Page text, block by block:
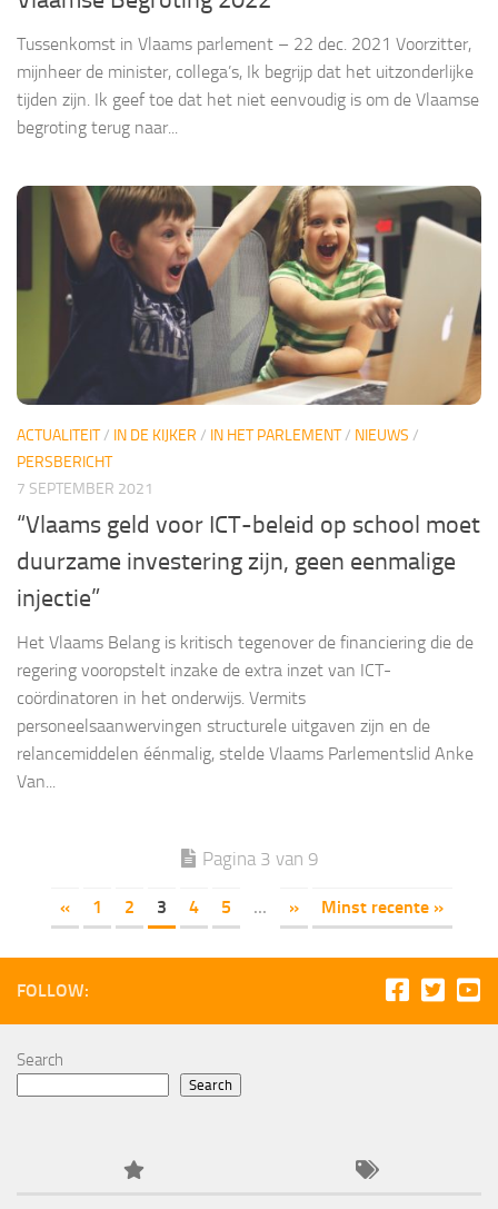
Tussenkomst in Vlaams parlement – 22 dec. 2021 Voorzitter,
mijnheer de minister, collega’s, Ik begrijp dat het uitzonderlijke
tijden zijn. Ik geef toe dat het niet eenvoudig is om de Vlaamse
begroting terug naar...
ACTUALITEIT/ IN DE KIJKER / IN HET PARLEMENT/ NIEUWS /
PERSBERICHT
7 SEPTEMBER 2021
“Vlaams geld voor ICT-beleid op school moet
duurzame investering zijn, geen eenmalige
injectie”
Het Vlaams Belang is kritisch tegenover de financiering die de
regering vooropstelt inzake de extra inzet van ICT-
coördinatoren in het onderwijs. Vermits
personeelsaanwervingen structurele uitgaven zijn en de
relancemiddelen éénmalig, stelde Vlaams Parlementslid Anke
Van...
Pagina 3 van 9
« 1 2 3 4 5 ... » Minst recente »
FOLLOW:
Search
Search